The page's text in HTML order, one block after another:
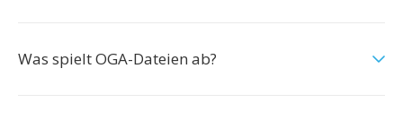
Was spielt OGA-Dateien ab?